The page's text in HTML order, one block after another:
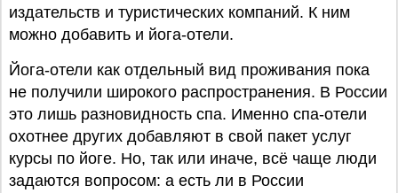
издательств и туристических компаний. К ним
можно добавить и йога-отели.
Йога-отели как отдельный вид проживания пока
не получили широкого распространения. В России
это лишь разновидность спа. Именно спа-отели
охотнее других добавляют в свой пакет услуг
курсы по йоге. Но, так или иначе, всё чаще люди
задаются вопросом: а есть ли в России